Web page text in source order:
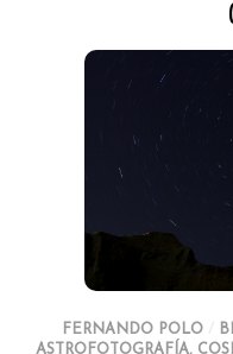
FERNANDO POLO
ASTROFOTOGRAFÍA,